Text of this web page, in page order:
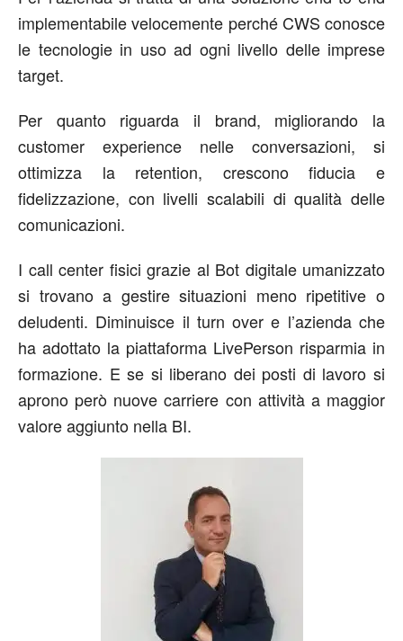
implementabile velocemente perché CWS conosce
le tecnologie in uso ad ogni livello delle imprese
target.
Per quanto riguarda il brand, migliorando la
customer experience nelle conversazioni, si
ottimizza la retention, crescono fiducia e
fidelizzazione, con livelli scalabili di qualità delle
comunicazioni.
I call center fisici grazie al Bot digitale umanizzato
si trovano a gestire situazioni meno ripetitive o
deludenti. Diminuisce il turn over e l’azienda che
ha adottato la piattaforma LivePerson risparmia in
formazione. E se si liberano dei posti di lavoro si
aprono però nuove carriere con attività a maggior
valore aggiunto nella BI.